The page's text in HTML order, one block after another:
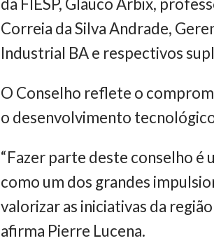
Correia da Silva Andrade,
Industrial BA e respectivos
O Conselho reflete o
o desenvolvimento
“Fazer parte deste conselho
como um dos grandes
valorizar as iniciativas da
afirma Pierre Lucena.